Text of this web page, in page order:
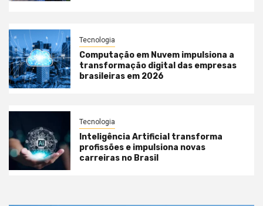
Tecnologia
Computação em Nuvem impulsiona a
transformação digital das empresas
brasileiras em 2026
Tecnologia
Inteligência Artificial transforma
profissões e impulsiona novas
carreiras no Brasil